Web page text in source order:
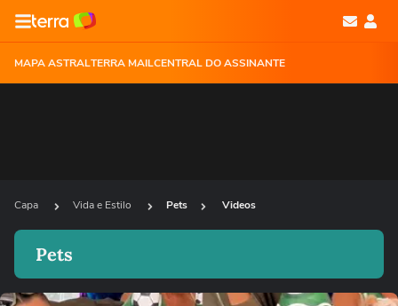
MAPA ASTRALTERRA MAILCENTRAL DO ASSINANTE
Capa Vida e Estilo Pets Videos
Pets